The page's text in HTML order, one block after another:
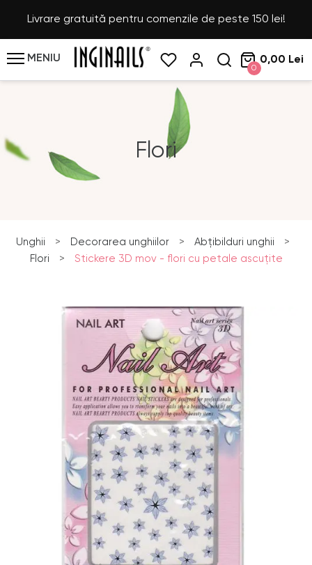
Livrare gratuită pentru comenzile de peste 150 lei!
MENIU
0
0,00 Lei
Flori
Unghii > Decorarea unghiilor > Abțibilduri unghii
>
Flori
> Stickere 3D mov - flori cu petale ascuţite